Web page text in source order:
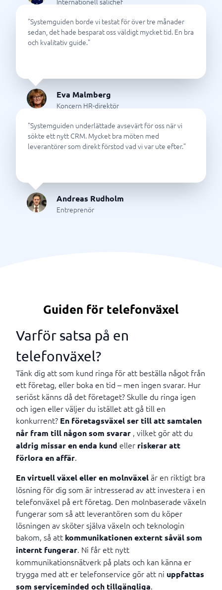
"Systemguiden borde vi testat för över tre månader
sedan, det hade besparat oss väldigt mycket tid. En bra
och kvalitativ guide."
Eva Malmberg
Koncern HR-direktör
"Systemguiden underlättade avsevärt för oss när vi
sökte ett nytt CRM. Mycket bra möten med
leverantörer som direkt förstod vad vi var ute efter."
Andreas Rudholm
Entreprenör
Guiden för telefonväxel
Varför satsa på en
telefonväxel?
Tänk dig att som kund ringa för att beställa något från
ett företag, eller boka en tid – men ingen svarar. Hur
seriöst känns då det företaget? Skulle du ringa igen
och igen eller väljer du istället att gå till en
konkurrent? En företagsväxel ser till att samtalen
når fram till någon som svarar , vilket gör att du
aldrig missar en enda kund eller riskerar att
förlora en affär.
En virtuell växel eller en molnväxelär en riktigt bra
lösning för dig som är intresserad av att investera i en
telefonväxel på ert företag. Den molnbaserade växeln
fungerar som så att leverantören som du köper
lösningen av sköter själva växeln och teknologin
bakom, så att kommunikationen externt såväl som
internt fungerar. Ni får ett nytt
kommunikationsnätverk på plats och kan känna er
trygga med att er telefonservice gör att ni uppfattas
som serviceminded och tillgängliga.